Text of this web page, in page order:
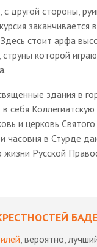
с другой стороны,
заканчивается
стоит арфа
которой
здания в
себя Коллегиатскую
и церковь
часовня в Стурде
жизни Русской
, вероятно,